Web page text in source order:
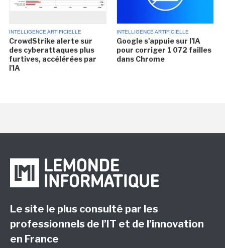
INTELLIGENCE ARTIFICIELLE
CrowdStrike alerte sur
des cyberattaques plus
furtives, accélérées par
l'IA
INTELLIGENCE ARTIFICIELLE
Google s'appuie sur l'IA
pour corriger 1 072 failles
dans Chrome
Le site le plus consulté par les
professionnels de l’IT et de l’innovation
en France